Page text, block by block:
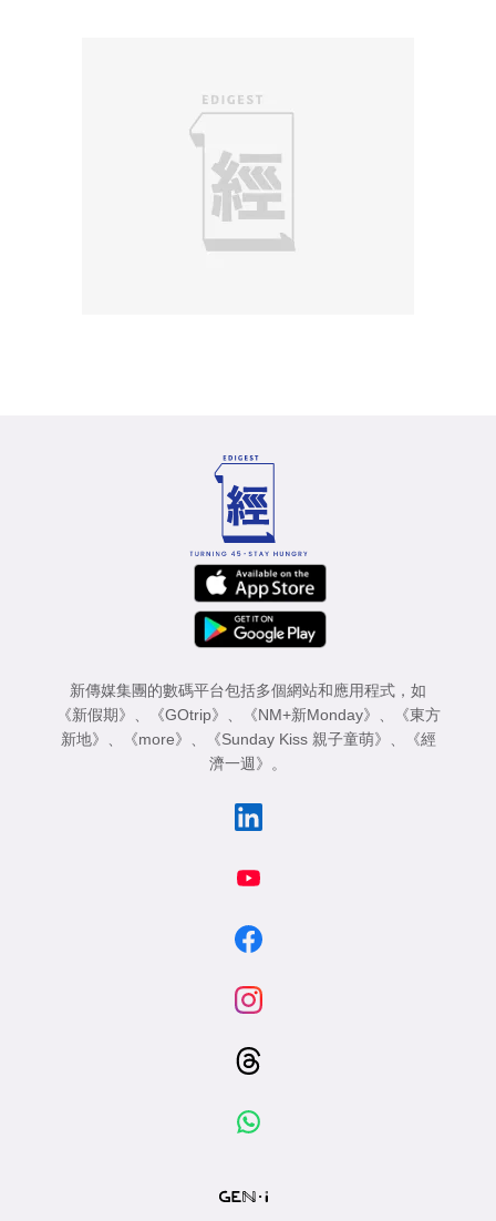
新傳媒集團的數碼平台包括多個網站和應用程式，如
《新假期》
《GOtrip》 《NM+新Monday》
《東方
新地》
《more》 《Sunday Kiss 親子童萌》
《經
濟一週》
。